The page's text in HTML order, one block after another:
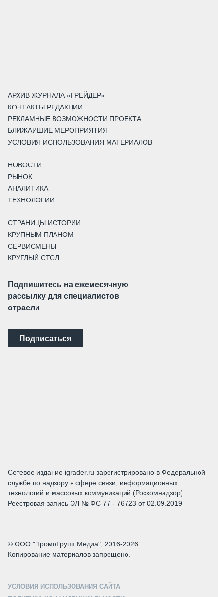
АРХИВ ЖУРНАЛА «ГРЕЙДЕР»
КОНТАКТЫ РЕДАКЦИИ
РЕКЛАМНЫЕ ВОЗМОЖНОСТИ ПРОЕКТА
БЛИЖАЙШИЕ МЕРОПРИЯТИЯ
УСЛОВИЯ ИСПОЛЬЗОВАНИЯ МАТЕРИАЛОВ
НОВОСТИ
РЫНОК
АНАЛИТИКА
ТЕХНОЛОГИИ
СТРАНИЦЫ ИСТОРИИ
КРУПНЫМ ПЛАНОМ
СЕРВИСМЕНЫ
КРУГЛЫЙ СТОЛ
Подпишитесь на ежемесячную
рассылку для специалистов
отрасли
Подписаться
Сетевое издание igrader.ru зарегистрировано в Федеральной
службе по надзору в сфере связи, информационных
технологий и массовых коммуникаций (Роскомнадзор).
Реестровая запись ЭЛ № ФС 77 - 76723 от 02.09.2019
© ООО "ПромоГрупп Медиа", 2016-2026
Копирование материалов запрещено.
УСЛОВИЯ ИСПОЛЬЗОВАНИЯ САЙТА